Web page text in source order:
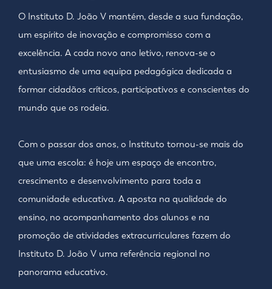
O Instituto D. João V mantém, desde a sua fundação,
um espírito de inovação e compromisso com a
excelência. A cada novo ano letivo, renova-se o
entusiasmo de uma equipa pedagógica dedicada a
formar cidadãos críticos, participativos e conscientes do
mundo que os rodeia.
Com o passar dos anos, o Instituto tornou-se mais do
que uma escola: é hoje um espaço de encontro,
crescimento e desenvolvimento para toda a
comunidade educativa. A aposta na qualidade do
ensino, no acompanhamento dos alunos e na
promoção de atividades extracurriculares fazem do
Instituto D. João V uma referência regional no
panorama educativo.